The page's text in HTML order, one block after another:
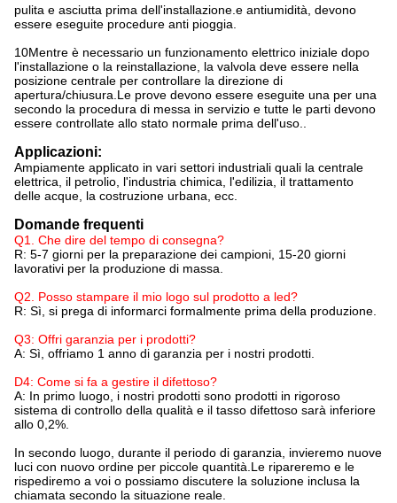
pulita e asciutta prima dell'installazione.e antiumidità, devono
essere eseguite procedure anti pioggia.
10Mentre è necessario un funzionamento elettrico iniziale dopo
l'installazione o la reinstallazione, la valvola deve essere nella
posizione centrale per controllare la direzione di
apertura/chiusura.Le prove devono essere eseguite una per una
secondo la procedura di messa in servizio e tutte le parti devono
essere controllate allo stato normale prima dell'uso..
Applicazioni:
Ampiamente applicato in vari settori industriali quali la centrale
elettrica, il petrolio, l'industria chimica, l'edilizia, il trattamento
delle acque, la costruzione urbana, ecc.
Domande frequenti
Q1. Che dire del tempo di consegna?
R: 5-7 giorni per la preparazione dei campioni, 15-20 giorni
lavorativi per la produzione di massa.
Q2. Posso stampare il mio logo sul prodotto a led?
R: Sì, si prega di informarci formalmente prima della produzione.
Q3: Offri garanzia per i prodotti?
A: Sì, offriamo 1 anno di garanzia per i nostri prodotti.
D4: Come si fa a gestire il difettoso?
A: In primo luogo, i nostri prodotti sono prodotti in rigoroso
sistema di controllo della qualità e il tasso difettoso sarà inferiore
allo 0,2%.
In secondo luogo, durante il periodo di garanzia, invieremo nuove
luci con nuovo ordine per piccole quantità.Le ripareremo e le
rispediremo a voi o possiamo discutere la soluzione inclusa la
chiamata secondo la situazione reale.